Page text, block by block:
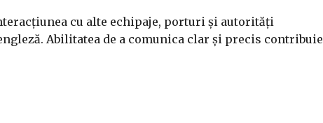
cu alte echipaje, porturi și autorități
Abilitatea de a comunica clar și precis contribuie